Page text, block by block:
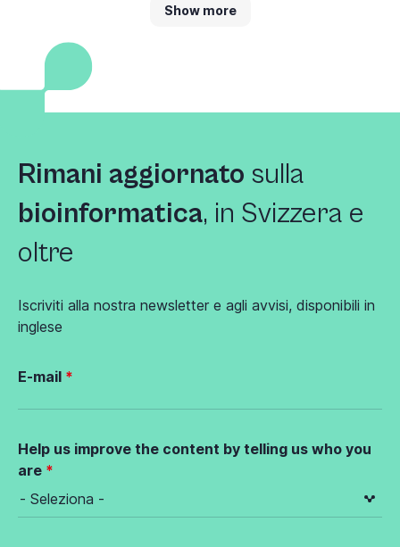
Show more
Rimani aggiornato sulla
bioinformatica, in Svizzera e
oltre
Iscriviti alla nostra newsletter e agli avvisi, disponibili in
inglese
E-mail
Help us improve the content by telling us who you
are